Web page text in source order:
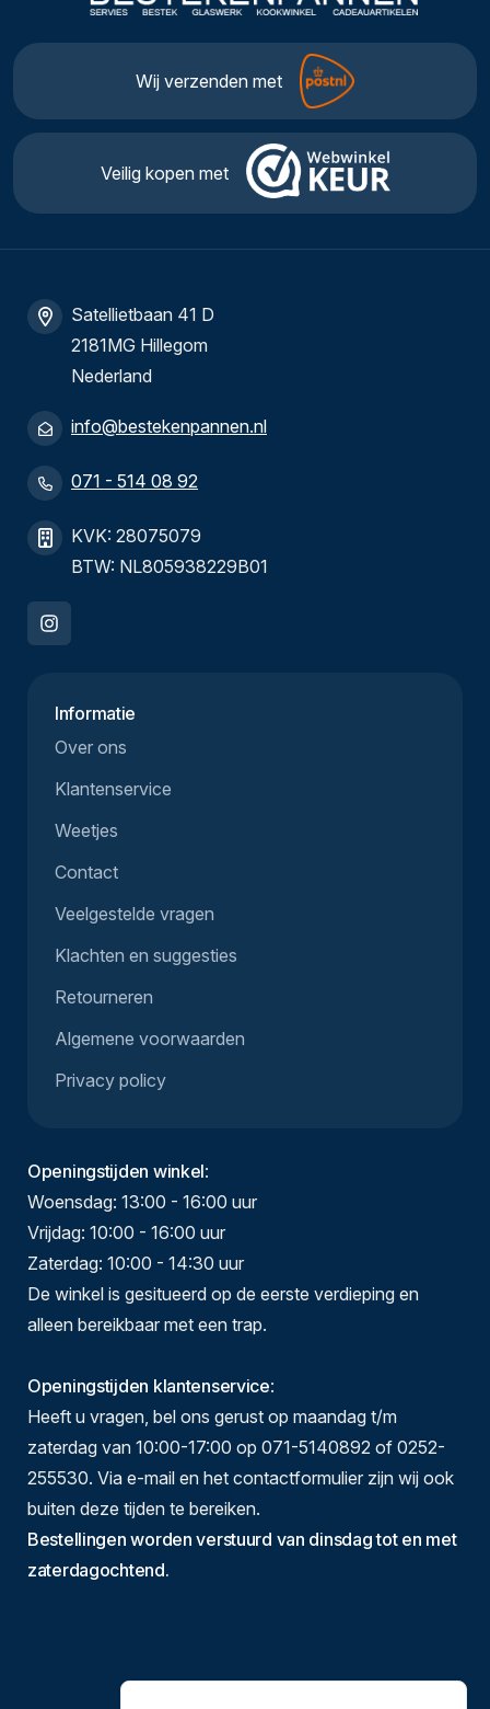
Wij verzenden met
Veilig kopen met
Satellietbaan 41 D
2181MG Hillegom
Nederland
info@bestekenpannen.nl
071 - 514 08 92
KVK: 28075079
BTW: NL805938229B01
Informatie
Over ons
Klantenservice
Weetjes
Contact
Veelgestelde vragen
Klachten en suggesties
Retourneren
Algemene voorwaarden
Privacy policy
Openingstijden winkel:
Woensdag: 13:00 - 16:00 uur
Vrijdag: 10:00 - 16:00 uur
Zaterdag: 10:00 - 14:30 uur
De winkel is gesitueerd op de eerste verdieping en
alleen bereikbaar met een trap.
Openingstijden klantenservice:
Heeft u vragen, bel ons gerust op maandag t/m
zaterdag van 10:00-17:00 op 071-5140892 of 0252-
255530. Via e-mail en het contactformulier zijn wij ook
buiten deze tijden te bereiken.
Bestellingen worden verstuurd van dinsdag tot en met
zaterdagochtend.